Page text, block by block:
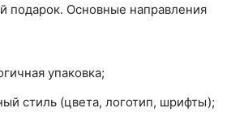
подарок. Основные направления
упаковка;
стиль (цвета, логотип, шрифты);